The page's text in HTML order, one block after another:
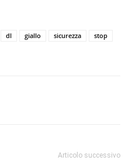
dl giallo sicurezza
stop
Articolo successivo